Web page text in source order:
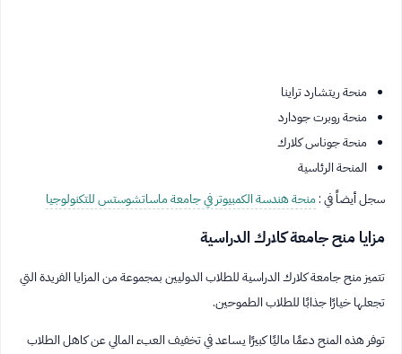
منحة ريتشارد تراينا
منحة روبرت جودارد
منحة جوناس كلارك
المنحة الرئاسية
سجل أيضاً في :منحة هندسة الكمبيوتر في جامعة ماساتشوستس للتكنولوجيا
مزايا منح جامعة كلارك الدراسية
تتميز منح جامعة كلارك الدراسية للطلاب الدوليين بمجموعة من المزايا الفريدة التي
تجعلها خيارًا جذابًا للطلاب الطموحين.
توفر هذه المنح دعمًا ماليًا كبيرًا يساعد في تخفيف العبء المالي عن كاهل الطلاب